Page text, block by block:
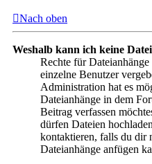
Nach oben
Weshalb kann ich keine
Rechte für
einzelne Benutzer
Administration hat es
Dateianhänge in dem
Beitrag verfassen
dürfen Dateien
kontaktieren, falls du dir
Dateianhänge anfügen